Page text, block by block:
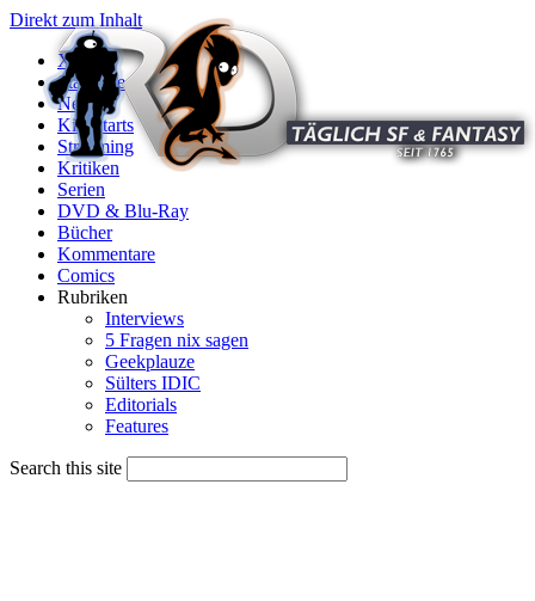
Direkt zum Inhalt
X
Startseite
News
Kinostarts
Streaming
Kritiken
Serien
DVD & Blu-Ray
Bücher
Kommentare
Comics
Rubriken
Interviews
5 Fragen nix sagen
Geekplauze
Sülters IDIC
Editorials
Features
Search this site